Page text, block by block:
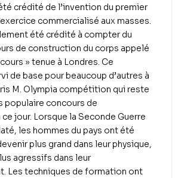
crédité de l’invention du premier
commercialisé aux masses.
été crédité à compter du
de construction du corps appelé
» tenue à Londres. Ce
de base pour beaucoup d’autres à
M. Olympia compétition qui reste
populaire concours de
jour. Lorsque la Seconde Guerre
les hommes du pays ont été
plus grand dans leur physique,
agressifs dans leur
Les techniques de formation ont